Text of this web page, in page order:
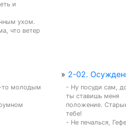
и
ухом.
что ветер
то молодым
» 2-02.
- Ну посуди сам,
ты ставишь меня
положение.
тебе!
- Не печалься,